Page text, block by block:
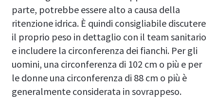
parte, potrebbe essere alto a causa della
ritenzione idrica. È quindi consigliabile discutere
il proprio peso in dettaglio con il team sanitario
e includere la circonferenza dei fianchi. Per gli
uomini, una circonferenza di 102 cm o più e per
le donne una circonferenza di 88 cm o più è
generalmente considerata in sovrappeso.